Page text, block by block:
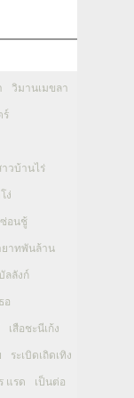
วิมานเมขลา
ร์
าวบ้านไร่
ง่
ซ่อนชู้
ยาทพันล้าน
ลลังก์
อ
เสือชะนีเก้ง
ระเบิดเถิดเทิง
แรด เป็นต่อ